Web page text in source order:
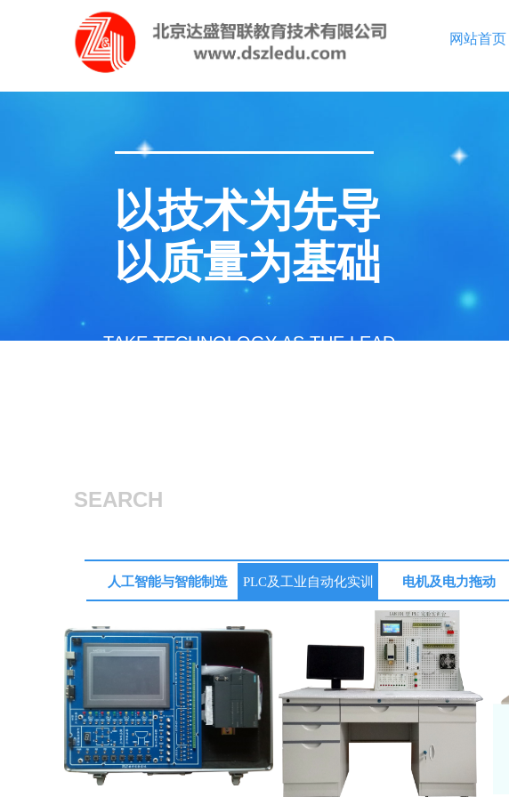
网站首页
以技术为先导
以质量为基础
TAKE TECHNOLOGY AS THE LEAD
SEARCH
人工智能与智能制造 PLC及工业自动化实训 电机及电力拖动